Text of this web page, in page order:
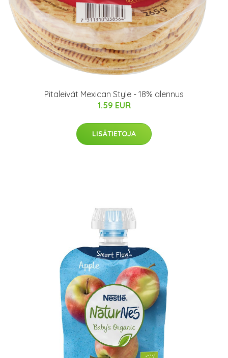
Pitaleivät Mexican Style - 18% alennus
1.59 EUR
LISÄTIETOJA